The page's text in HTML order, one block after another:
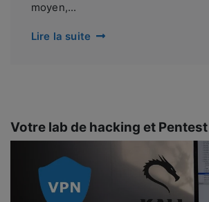
moyen,...
Lire la suite
Votre lab de hacking et